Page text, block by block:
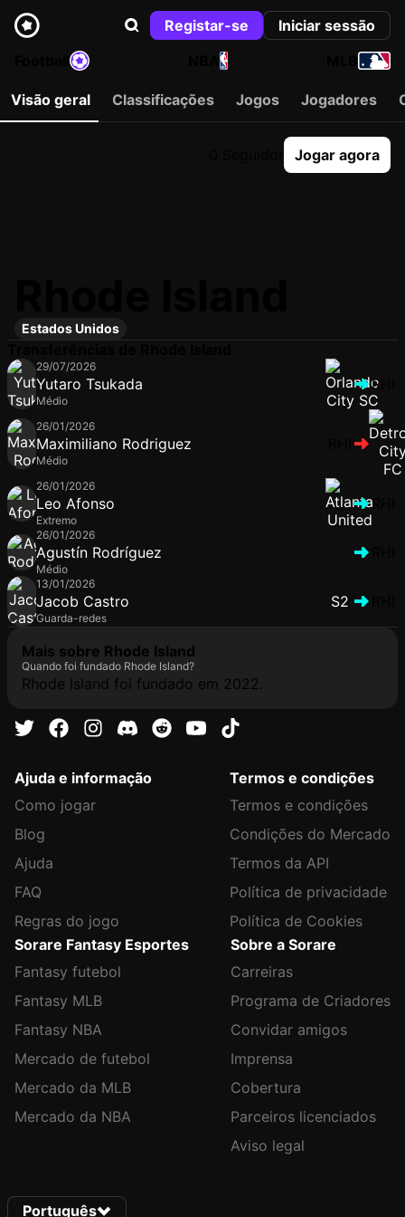
Registar-se
Iniciar sessão
NBA
Visão geral Classificações Jogos Jogadores
Jogar agora
Estados Unidos
29/07/2026
Yutaro Tsukada
Médio
RHI
26/01/2026
Maximiliano Rodriguez
Médio
26/01/2026
Leo Afonso
Extremo
RHI
26/01/2026
Agustín Rodríguez
Médio
13/01/2026
Jacob Castro
Guarda-redes
S2
Mais sobre Rhode Island
Quando foi fundado Rhode Island?
Rhode Island foi fundado em 2022.
Ajuda e informação
Como jogar
Blog
Ajuda
FAQ
Regras do jogo
Termos e condições
Termos e condições
Condições do Mercado
Termos da API
Política de privacidade
Política de Cookies
Sorare Fantasy Esportes
Fantasy futebol
Fantasy MLB
Fantasy NBA
Mercado de futebol
Mercado da MLB
Mercado da NBA
Sobre a Sorare
Carreiras
Programa de Criadores
Convidar amigos
Imprensa
Cobertura
Parceiros licenciados
Aviso legal
Português